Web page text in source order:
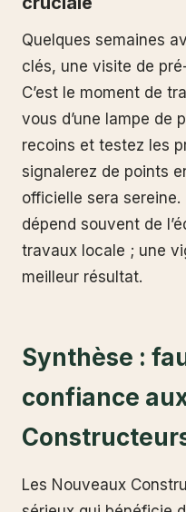
Quelques semaines
clés, une visite de
C’est le moment de
vous d’une lampe de
recoins et testez les
signalerez de points
officielle sera
dépend souvent de
travaux locale ; une
meilleur résultat.
Synthèse :
confiance
Les Nouveaux